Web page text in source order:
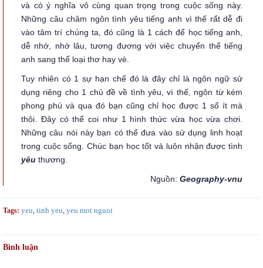
và có ý nghĩa vô cùng quan trọng trong cuộc sống này.
Những câu châm ngôn tình yêu tiếng anh vì thế rất dễ đi
vào tâm trí chúng ta, đó cũng là 1 cách để học tiếng anh,
dễ nhớ, nhớ lâu, tương đương với việc chuyển thể tiếng
anh sang thể loại thơ hay vè.
Tuy nhiên có 1 sự hạn chế đó là đây chỉ là ngôn ngữ sử
dụng riêng cho 1 chủ đề về tình yêu, vì thế, ngôn từ kém
phong phú và qua đó bạn cũng chỉ học được 1 số ít mà
thôi. Đây có thể coi như 1 hình thức vừa học vừa chơi.
Những câu nói này bạn có thể đưa vào sử dụng linh hoạt
trong cuộc sống. Chúc bạn học tốt và luôn nhận được tình
yêu thương.
Nguồn: Geography-vnu
Tags: yeu, tinh yeu, yeu mot nguoi
Bình luận